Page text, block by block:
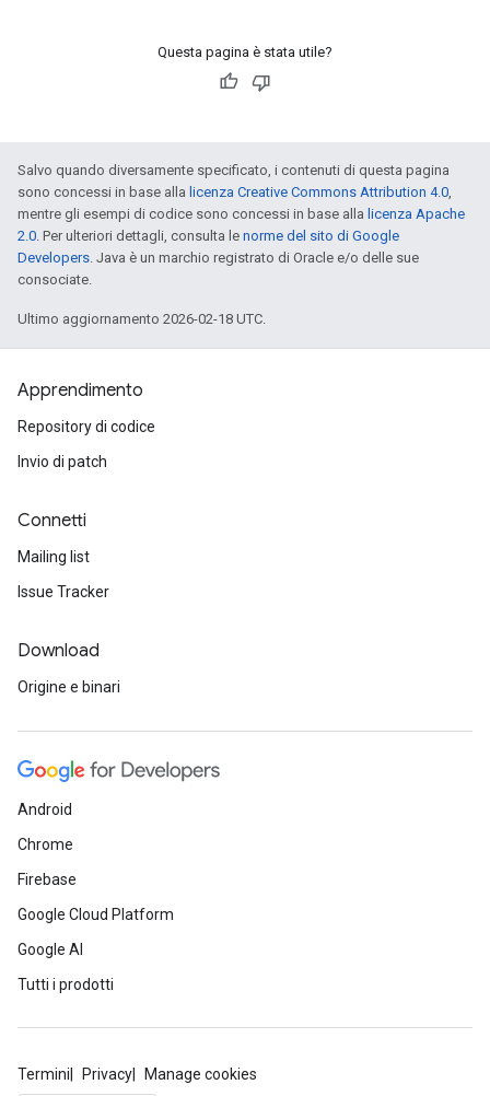
Questa pagina è stata utile?
Salvo quando diversamente specificato, i contenuti di questa pagina
sono concessi in base alla licenza Creative Commons Attribution 4.0,
mentre gli esempi di codice sono concessi in base alla licenza Apache
2.0. Per ulteriori dettagli, consulta le norme del sito di Google
Developers. Java è un marchio registrato di Oracle e/o delle sue
consociate.
Ultimo aggiornamento 2026-02-18 UTC.
Apprendimento
Repository di codice
Invio di patch
Connetti
Mailing list
Issue Tracker
Download
Origine e binari
Android
Chrome
Firebase
Google Cloud Platform
Google AI
Tutti i prodotti
Termini Privacy Manage cookies